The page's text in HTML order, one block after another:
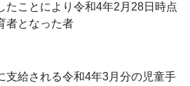
たことにより令和4年2月28日時点
者となった者
給される令和4年3月分の児童手